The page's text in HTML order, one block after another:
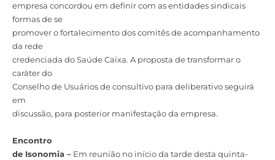
empresa concordou em definir com as entidades sindicais
formas de se
promover o fortalecimento dos comitês de acompanhamento
da rede
credenciada do Saúde Caixa. A proposta de transformar o
caráter do
Conselho de Usuários de consultivo para deliberativo seguirá
em
discussão, para posterior manifestação da empresa.
Encontro
de Isonomia – Em reunião no início da tarde desta quinta-